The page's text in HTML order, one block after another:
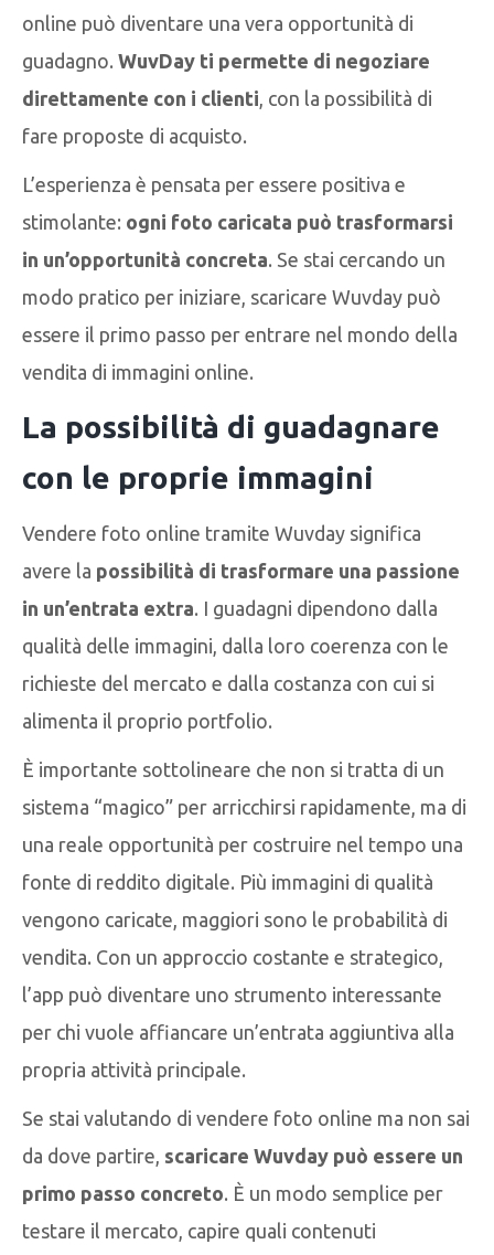
online può diventare una vera opportunità di
guadagno. WuvDay ti permette di negoziare
direttamente con i clienti , con la possibilità di
fare proposte di acquisto.
L’esperienza è pensata per essere positiva e
stimolante: ogni foto caricata può trasformarsi
in un’opportunità concreta. Se stai cercando un
modo pratico per iniziare, scaricare Wuvday può
essere il primo passo per entrare nel mondo della
vendita di immagini online.
La possibilità di guadagnare
con le proprie immagini
Vendere foto online tramite Wuvday significa
avere la possibilità di trasformare una passione
in un’entrata extra. I guadagni dipendono dalla
qualità delle immagini, dalla loro coerenza con le
richieste del mercato e dalla costanza con cui si
alimenta il proprio portfolio.
È importante sottolineare che non si tratta di un
sistema “magico” per arricchirsi rapidamente, ma di
una reale opportunità per costruire nel tempo una
fonte di reddito digitale. Più immagini di qualità
vengono caricate, maggiori sono le probabilità di
vendita. Con un approccio costante e strategico,
l’app può diventare uno strumento interessante
per chi vuole affiancare un’entrata aggiuntiva alla
propria attività principale.
Se stai valutando di vendere foto online ma non sai
da dove partire, scaricare Wuvday può essere un
primo passo concreto. È un modo semplice per
testare il mercato, capire quali contenuti